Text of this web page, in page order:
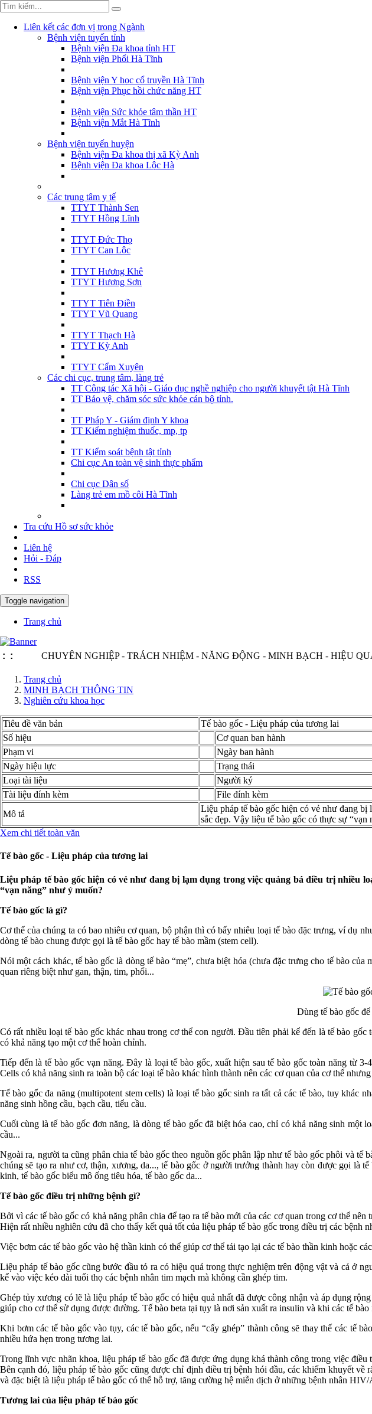
Liên kết các đơn vị trong Ngành
Bệnh viện tuyến tỉnh
Bệnh viện Đa khoa tỉnh HT
Bệnh viện Phổi Hà Tĩnh
Bệnh viện Y học cổ truyền Hà Tĩnh
Bệnh viện Phục hồi chức năng HT
Bệnh viện Sức khỏe tâm thần HT
Bệnh viện Mắt Hà Tĩnh
Bệnh viện tuyến huyện
Bệnh viện Đa khoa thị xã Kỳ Anh
Bệnh viện Đa khoa Lộc Hà
Các trung tâm y tế
TTYT Thành Sen
TTYT Hồng Lĩnh
TTYT Đức Thọ
TTYT Can Lộc
TTYT Hương Khê
TTYT Hương Sơn
TTYT Tiên Điền
TTYT Vũ Quang
TTYT Thạch Hà
TTYT Kỳ Anh
TTYT Cẩm Xuyên
Các chi cục, trung tâm, làng trẻ
TT Công tác Xã hội - Giáo dục nghề nghiệp cho người khuyết tật Hà Tĩnh
TT Bảo vệ, chăm sóc sức khỏe cán bộ tỉnh.
TT Pháp Y - Giám định Y khoa
TT Kiểm nghiệm thuốc, mp, tp
TT Kiểm soát bệnh tật tỉnh
Chi cục An toàn vệ sinh thực phẩm
Chi cục Dân số
Làng trẻ em mồ côi Hà Tĩnh
Tra cứu Hồ sơ sức khỏe
Liên hệ
Hỏi - Đáp
RSS
Toggle navigation
Trang chủ
: :CHUYÊN NGHIỆP - TRÁCH NHIỆM - NĂNG ĐỘNG - MINH BẠCH - HIỆU QUẢ !
Trang chủ
MINH BẠCH THÔNG TIN
Nghiên cứu khoa học
Tiêu đề văn bản
Tế bào gốc - Liệu pháp của tương lai
Số hiệu
Cơ quan ban hành
Phạm vi
Ngày ban hành
Ngày hiệu lực
Trạng thái
Loại tài liệu
Người ký
Tài liệu đính kèm
File đính kèm
Mô tả
Liệu pháp tế bào gốc hiện có vẻ như đang
sắc đẹp. Vậy liệu tế bào gốc có thực sự “vạn
Xem chi tiết toàn văn
Tế bào gốc - Liệu pháp của tương lai
Liệu pháp tế bào gốc hiện có vẻ như đang bị lạm dụng trong việc quảng bá điều trị nhiều
“vạn năng” như ý muốn?
Tế bào gốc là gì?
Cơ thể của chúng ta có bao nhiêu cơ quan, bộ phận thì có bấy nhiêu loại tế bào đặc trưng, ví dụ
dòng tế bào chung được gọi là tế bào gốc hay tế bào mầm (stem cell).
Nói một cách khác, tế bào gốc là dòng tế bào “mẹ”, chưa biệt hóa (chưa đặc trưng cho tế bào
quan riêng biệt như gan, thận, tim, phổi...
Dùng tế bào gốc
Có rất nhiều loại tế bào gốc khác nhau trong cơ thể con người. Đầu tiên phải kể đến là tế bào
có khả năng tạo một cơ thể hoàn chỉnh.
Tiếp đến là tế bào gốc vạn năng. Đây là loại tế bào gốc, xuất hiện sau tế bào gốc toàn năng từ
Cells có khả năng sinh ra toàn bộ các loại tế bào khác hình thành nên các cơ quan của cơ thể
Tế bào gốc đa năng (multipotent stem cells) là loại tế bào gốc sinh ra tất cả các tế bào, tuy khác
năng sinh hồng cầu, bạch cầu, tiểu cầu.
Cuối cùng là tế bào gốc đơn năng, là dòng tế bào gốc đã biệt hóa cao, chỉ có khả năng sinh một
cầu...
Ngoài ra, người ta cũng phân chia tế bào gốc theo nguồn gốc phân lập như tế bào gốc phôi và
chúng sẽ tạo ra như cơ, thận, xương, da..., tế bào gốc ở người trưởng thành hay còn được gọi là
kinh, tế bào gốc biểu mô ống tiêu hóa, tế bào gốc da...
Tế bào gốc điều trị những bệnh gì?
Bởi vì các tế bào gốc có khả năng phân chia để tạo ra tế bào mới của các cơ quan trong cơ thể
Hiện rất nhiều nghiên cứu đã cho thấy kết quả tốt của liệu pháp tế bào gốc trong điều trị các
Việc bơm các tế bào gốc vào hệ thần kinh có thể giúp cơ thể tái tạo lại các tế bào thần kinh hoặc
Liệu pháp tế bào gốc cũng bước đầu tỏ ra có hiệu quả trong thực nghiệm trên động vật và cả ở
kể vào việc kéo dài tuổi thọ các bệnh nhân tim mạch mà không cần ghép tim.
Ghép tủy xương có lẽ là liệu pháp tế bào gốc có hiệu quả nhất đã được công nhận và áp dụng
giúp cho cơ thể sử dụng được đường. Tế bào beta tại tụy là nơi sản xuất ra insulin và khi các tế
Khi bơm các tế bào gốc vào tụy, các tế bào gốc, nếu “cấy ghép” thành công sẽ thay thế các
nhiều hứa hẹn trong tương lai.
Trong lĩnh vực nhãn khoa, liệu pháp tế bào gốc đã được ứng dụng khá thành công trong việc
Bên cạnh đó, liệu pháp tế bào gốc cũng được chỉ định điều trị bệnh hói đầu, các khiếm khuyết
và đặc biệt là liệu pháp tế bào gốc có thể hỗ trợ, tăng cường hệ miễn dịch ở những bệnh nhân
Tương lai của liệu pháp tế bào gốc